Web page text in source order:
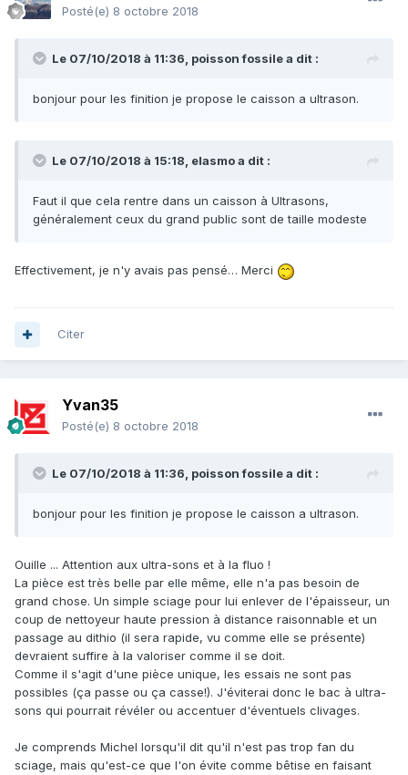
Posté(e) 8 octobre 2018
Le 07/10/2018 à 11:36, poisson fossilea dit :
bonjour pour les finition je propose le caisson a ultrason.
Le 07/10/2018 à 15:18, elasmoa dit :
Faut il que cela rentre dans un caisson à Ultrasons,
généralement ceux du grand public sont de taille modeste
Effectivement, je n'y avais pas pensé… Merci
Citer
Yvan35
Posté(e) 8 octobre 2018
Le 07/10/2018 à 11:36, poisson fossilea dit :
bonjour pour les finition je propose le caisson a ultrason.
Ouille ... Attention aux ultra-sons et à la fluo !
La pièce est très belle par elle même, elle n'a pas besoin de
grand chose. Un simple sciage pour lui enlever de l'épaisseur, un
coup de nettoyeur haute pression à distance raisonnable et un
passage au dithio (il sera rapide, vu comme elle se présente)
devraient suffire à la valoriser comme il se doit.
Comme il s'agit d'une pièce unique, les essais ne sont pas
possibles (ça passe ou ça casse!). J'éviterai donc le bac à ultra-
sons qui pourrait révéler ou accentuer d'éventuels clivages.
Je comprends Michel lorsqu'il dit qu'il n'est pas trop fan du
sciage, mais qu'est-ce que l'on évite comme bêtise en faisant